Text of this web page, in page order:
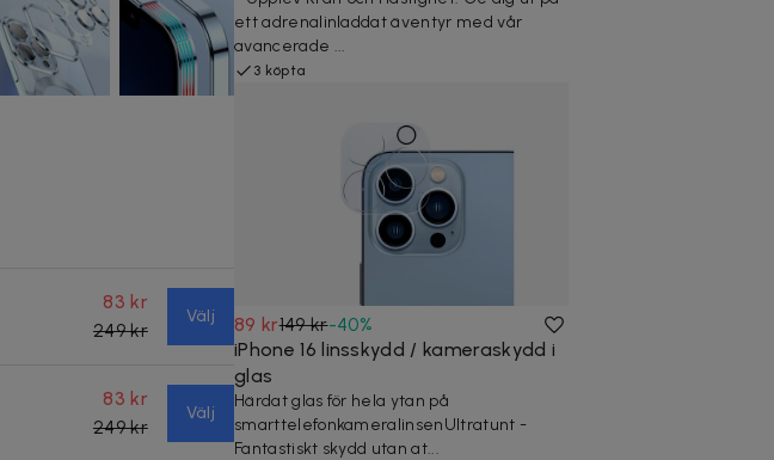
83 kr
249 kr
Välj
83 kr
249 kr
Välj
ett adrenalinladdat äventyr med vår
avancerade ...
3 köpta
89 kr149 kr-40%
iPhone 16 linsskydd / kameraskydd i
glas
Härdat glas för hela ytan på
smarttelefonkameralinsenUltratunt -
Fantastiskt skydd utan at...